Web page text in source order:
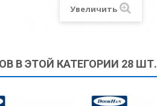
Увеличить
В ЭТОЙ КАТЕГОРИИ 28 ШТ.